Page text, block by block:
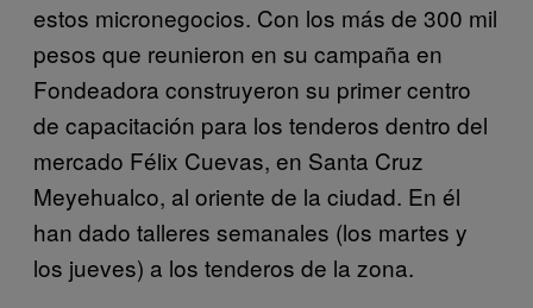
estos micronegocios. Con los más de 300 mil
pesos que reunieron en su campaña en
Fondeadora construyeron su primer centro
de capacitación para los tenderos dentro del
mercado Félix Cuevas, en Santa Cruz
Meyehualco, al oriente de la ciudad. En él
han dado talleres semanales (los martes y
los jueves) a los tenderos de la zona.